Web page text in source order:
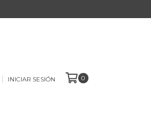
INICIAR SESIÓN 0